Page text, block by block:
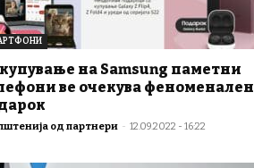
на Samsung паметни
ве очекува феноменален
од партнери - 12.09.2022 - 16:22